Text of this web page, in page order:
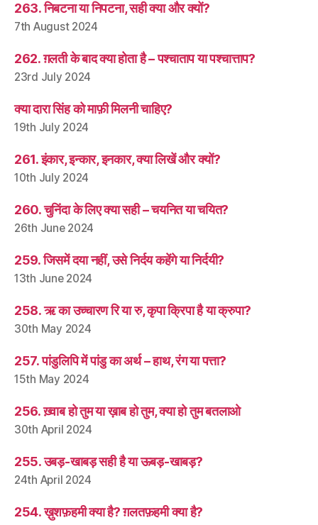
263. निबटना या निपटना, सही क्या और क्यों?
7th August 2024
262. ग़लती के बाद क्या होता है – पश्चाताप या पश्चात्ताप?
23rd July 2024
क्या दारा सिंह को माफ़ी मिलनी चाहिए?
19th July 2024
261. इंकार, इन्कार, इनकार, क्या लिखें और क्यों?
10th July 2024
260. चुनिंदा के लिए क्या सही – चयनित या चयित?
26th June 2024
259. जिसमें दया नहीं, उसे निर्दय कहेंगे या निर्दयी?
13th June 2024
258. ऋ का उच्चारण रि या रु, कृपा क्रिपा है या क्रुपा?
30th May 2024
257. पांडुलिपि में पांडु का अर्थ – हाथ, रंग या पत्ता?
15th May 2024
256. ख़्वाब हो तुम या ख़ाब हो तुम, क्या हो तुम बतलाओ
30th April 2024
255. उबड़-खाबड़ सही है या ऊबड़-खाबड़?
24th April 2024
254. ख़ुशफ़हमी क्या है? ग़लतफ़हमी क्या है?